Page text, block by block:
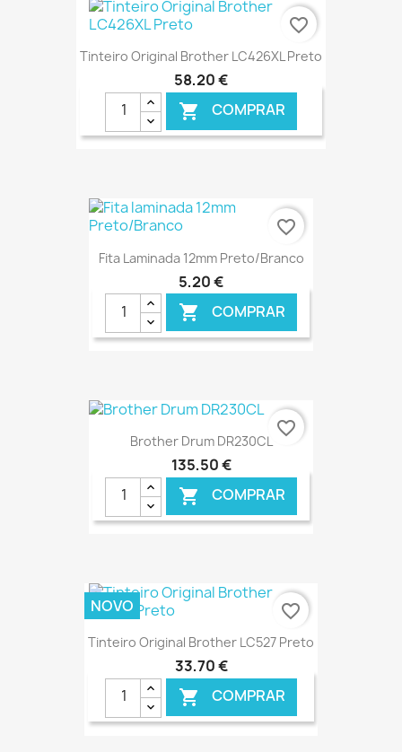
€ ONLINE
Tinteiro Original Brother LC426XL Preto
58,20 €
 COMPRAR
favorite_border
Fita Laminada 12mm Preto/Branco
5,20 €
 COMPRAR
€ ONLINE
favorite_border
Brother Drum DR230CL
135,50 €
 COMPRAR
€ ONLINE
favorite_border
Tinteiro Original Brother LC527 Preto
33,70 €
 COMPRAR
NOVO favorite_border